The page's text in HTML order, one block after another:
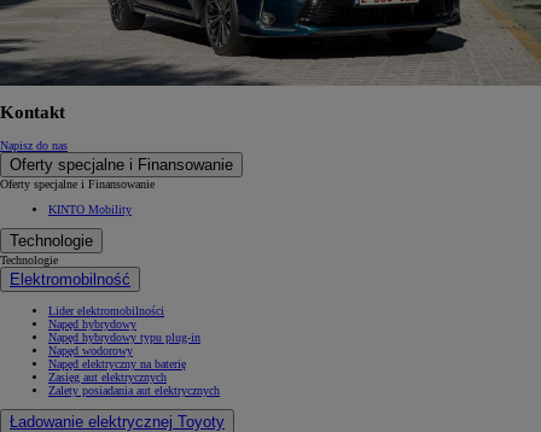
Kontakt
Napisz do nas
Oferty specjalne i Finansowanie
Oferty specjalne i Finansowanie
KINTO Mobility
Technologie
Technologie
Elektromobilność
Lider elektromobilności
Napęd hybrydowy
Napęd hybrydowy typu plug-in
Napęd wodorowy
Napęd elektryczny na baterię
Zasięg aut elektrycznych
Zalety posiadania aut elektrycznych
Ładowanie elektrycznej Toyoty